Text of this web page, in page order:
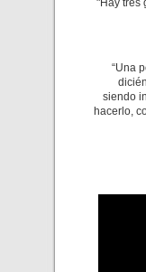
"Hay tres
“Una
siendo
hacerlo,